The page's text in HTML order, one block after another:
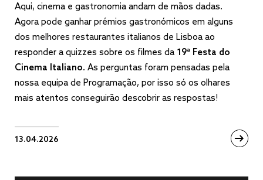
Aqui, cinema e gastronomia andam de mãos dadas.
Agora pode ganhar prémios gastronómicos em alguns
dos melhores restaurantes italianos de Lisboa ao
responder a quizzes sobre os filmes da 19ª Festa do
Cinema Italiano. As perguntas foram pensadas pela
nossa equipa de Programação, por isso só os olhares
mais atentos conseguirão descobrir as respostas!
13.04.2026